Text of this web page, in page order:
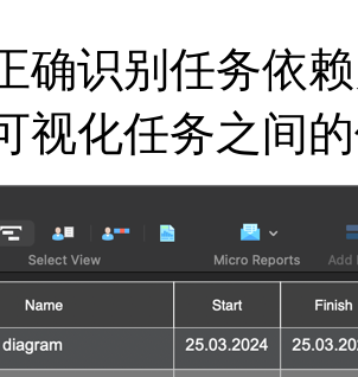
确识别任务依
视化任务之间